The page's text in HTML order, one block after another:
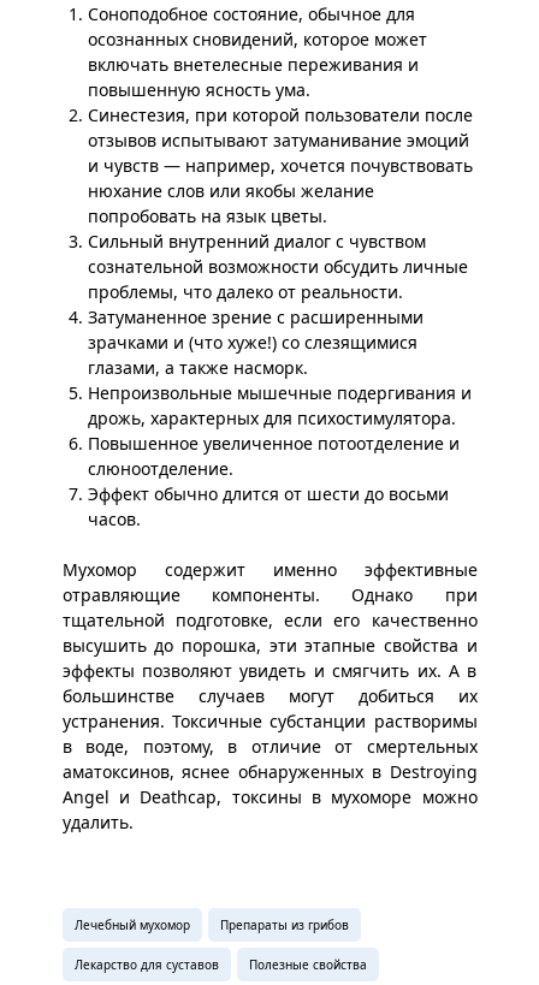
Соноподобное состояние, обычное для
осознанных сновидений, которое может
включать внетелесные переживания и
повышенную ясность ума.
Синестезия, при которой пользователи после
отзывов испытывают затуманивание эмоций
и чувств — например, хочется почувствовать
нюхание слов или якобы желание
попробовать на язык цветы.
Сильный внутренний диалог с чувством
сознательной возможности обсудить личные
проблемы, что далеко от реальности.
Затуманенное зрение с расширенными
зрачками и (что хуже!) со слезящимися
глазами, а также насморк.
Непроизвольные мышечные подергивания и
дрожь, характерных для психостимулятора.
Повышенное увеличенное потоотделение и
слюноотделение.
Эффект обычно длится от шести до восьми
часов.
Мухомор содержит именно эффективные
отравляющие компоненты. Однако при
тщательной подготовке, если его качественно
высушить до порошка, эти этапные свойства и
эффекты позволяют увидеть и смягчить их. А в
большинстве случаев могут добиться их
устранения. Токсичные субстанции растворимы
в воде, поэтому, в отличие от смертельных
аматоксинов, яснее обнаруженных в Destroying
Angel и Deathcap, токсины в мухоморе можно
удалить.
Лечебный мухомор Препараты из грибов
Лекарство для суставов Полезные свойства